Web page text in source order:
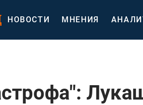
НОВОСТИ МНЕНИЯ